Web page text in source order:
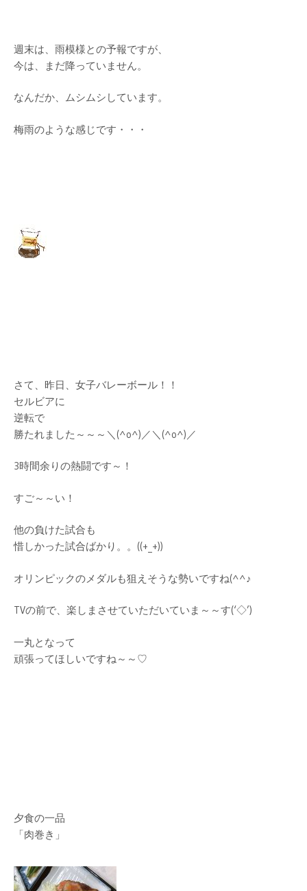
週末は、雨模様との予報ですが、
今は、まだ降っていません。
なんだか、ムシムシしています。
梅雨のような感じです・・・
さて、昨日、女子バレーボール！！
セルビアに
逆転で
勝たれました～～～＼(^o^)／＼(^o^)／
3時間余りの熱闘です～！
すご～～い！
他の負けた試合も
惜しかった試合ばかり。。((+_+))
オリンピックのメダルも狙えそうな勢いですね(^^♪
TVの前で、楽しまさせていただいていま～～す(‘◇’)ゞ
一丸となって
頑張ってほしいですね～～♡
夕食の一品
「肉巻き」